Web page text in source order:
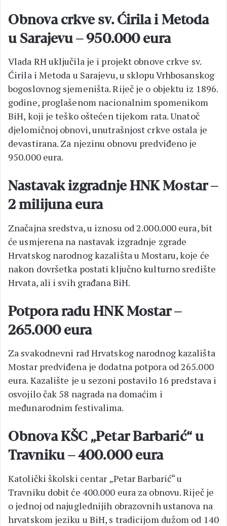
Obnova crkve sv. Ćirila i Metoda
u Sarajevu – 950.000 eura
Vlada RH uključila je i projekt obnove crkve sv.
Ćirila i Metoda u Sarajevu, u sklopu Vrhbosanskog
bogoslovnog sjemeništa. Riječ je o objektu iz 1896.
godine, proglašenom nacionalnim spomenikom
BiH, koji je teško oštećen tijekom rata. Unatoč
djelomičnoj obnovi, unutrašnjost crkve ostala je
devastirana. Za njezinu obnovu predviđeno je
950.000 eura.
Nastavak izgradnje HNK Mostar –
2 milijuna eura
Značajna sredstva, u iznosu od 2.000.000 eura, bit
će usmjerena na nastavak izgradnje zgrade
Hrvatskog narodnog kazališta u Mostaru, koje će
nakon dovršetka postati ključno kulturno središte
Hrvata, ali i svih građana BiH.
Potpora radu HNK Mostar –
265.000 eura
Za svakodnevni rad Hrvatskog narodnog kazališta
Mostar predviđena je dodatna potpora od 265.000
eura. Kazalište je u sezoni postavilo 16 predstava i
osvojilo čak 58 nagrada na domaćim i
međunarodnim festivalima.
Obnova KŠC „Petar Barbarić“ u
Travniku – 400.000 eura
Katolički školski centar „Petar Barbarić“ u
Travniku dobit će 400.000 eura za obnovu. Riječ je
o jednoj od najuglednijih obrazovnih ustanova na
hrvatskom jeziku u BiH, s tradicijom dužom od 140